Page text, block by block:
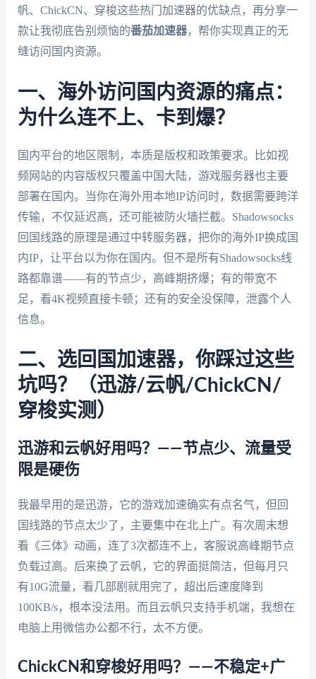
帆、ChickCN、穿梭这些热门加速器的优缺点，再分享一
款让我彻底告别烦恼的番茄加速器，帮你实现真正的无
缝访问国内资源。
一、海外访问国内资源的痛点：
为什么连不上、卡到爆？
国内平台的地区限制，本质是版权和政策要求。比如视
频网站的内容版权只覆盖中国大陆，游戏服务器也主要
部署在国内。当你在海外用本地IP访问时，数据需要跨洋
传输，不仅延迟高，还可能被防火墙拦截。Shadowsocks
回国线路的原理是通过中转服务器，把你的海外IP换成国
内IP，让平台以为你在国内。但不是所有Shadowsocks线
路都靠谱——有的节点少，高峰期挤爆；有的带宽不
足，看4K视频直接卡顿；还有的安全没保障，泄露个人
信息。
二、选回国加速器，你踩过这些
坑吗？（迅游/云帆/ChickCN/
穿梭实测）
迅游和云帆好用吗？——节点少、流量受
限是硬伤
我最早用的是迅游，它的游戏加速确实有点名气，但回
国线路的节点太少了，主要集中在北上广。有次周末想
看《三体》动画，连了3次都连不上，客服说高峰期节点
负载过高。后来换了云帆，它的界面挺简洁，但每月只
有10G流量，看几部剧就用完了，超出后速度降到
100KB/s，根本没法用。而且云帆只支持手机端，我想在
电脑上用微信办公都不行，太不方便。
ChickCN和穿梭好用吗？——不稳定+广